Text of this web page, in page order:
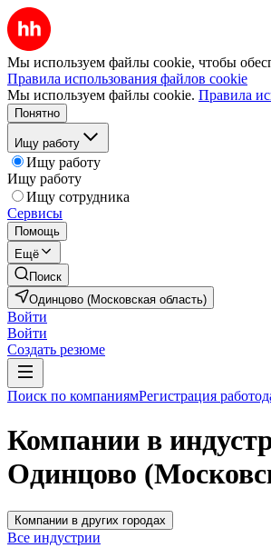
Мы используем файлы cookie, чтобы
Правила использования файлов cookie
Мы используем файлы cookie. Правила
Понятно
Ищу работу
Ищу работу
Ищу работу
Ищу сотрудника
Сервисы
Помощь
Ещё
Поиск
Одинцово (Московская область)
Войти
Войти
Создать резюме
Поиск по компаниямРегистрация
Компании в
Одинцово
Компании в других городах
Все индустрии